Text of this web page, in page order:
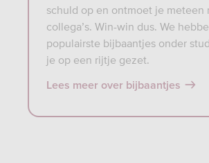
schuld op en ontmoet je meteen
collega’s. Win-win dus. We
populairste bijbaantjes onder
je op een rijtje gezet.
Lees meer over bijbaantjes